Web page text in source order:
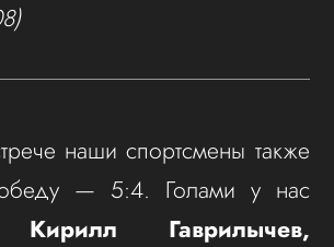
наши спортсмены также
— 5:4. Голами у нас
Кирилл Гаврилычев,